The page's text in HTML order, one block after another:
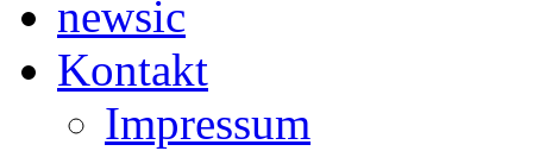
newsic
Kontakt
Impressum